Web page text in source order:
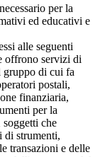
per la
ed educativi e
alle seguenti
offrono servizi di
gruppo di cui fa
postali,
finanziaria,
per la
che
di strumenti,
transazioni e delle